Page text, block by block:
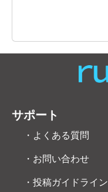
サポート
・よくある質問
・お問い合わせ
・投稿ガイドライン